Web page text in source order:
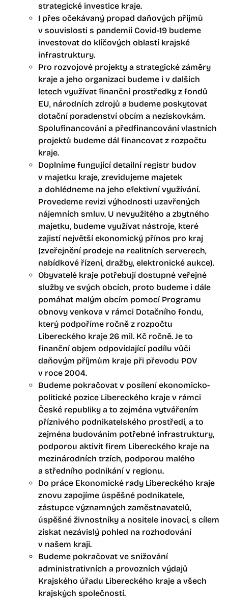
strategické investice kraje.
I přes očekávaný propad daňových příjmů
v souvislosti s pandemií Covid-19 budeme
investovat do klíčových oblastí krajské
infrastruktury.
Pro rozvojové projekty a strategické záměry
kraje a jeho organizací budeme i v dalších
letech využívat finanční prostředky z fondů
EU, národních zdrojů a budeme poskytovat
dotační poradenství obcím a neziskovkám.
Spolufinancování a předfinancování vlastních
projektů budeme dál financovat z rozpočtu
kraje.
Doplníme fungující detailní registr budov
v majetku kraje, zrevidujeme majetek
a dohlédneme na jeho efektivní využívání.
Provedeme revizi výhodnosti uzavřených
nájemních smluv. U nevyužitého a zbytného
majetku, budeme využívat nástroje, které
zajistí největší ekonomický přínos pro kraj
(zveřejnění prodeje na realitních serverech,
nabídkové řízení, dražby, elektronické aukce).
Obyvatelé kraje potřebují dostupné veřejné
služby ve svých obcích, proto budeme i dále
pomáhat malým obcím pomocí Programu
obnovy venkova v rámci Dotačního fondu,
který podpoříme ročně z rozpočtu
Libereckého kraje 26 mil. Kč ročně. Je to
finanční objem odpovídající podílu vůči
daňovým příjmům kraje při převodu POV
v roce 2004.
Budeme pokračovat v posílení ekonomicko-
politické pozice Libereckého kraje v rámci
České republiky a to zejména vytvářením
příznivého podnikatelského prostředí, a to
zejména budováním potřebné infrastruktury,
podporou aktivit firem Libereckého kraje na
mezinárodních trzích, podporou malého
a středního podnikání v regionu.
Do práce Ekonomické rady Libereckého kraje
znovu zapojíme úspěšné podnikatele,
zástupce významných zaměstnavatelů,
úspěšné živnostníky a nositele inovací, s cílem
získat nezávislý pohled na rozhodování
v našem kraji.
Budeme pokračovat ve snižování
administrativních a provozních výdajů
Krajského úřadu Libereckého kraje a všech
krajských společností.